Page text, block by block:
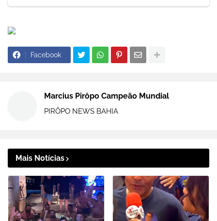
Facebook
Marcius Pirôpo Campeão Mundial
PIRÔPO NEWS BAHIA
Mais Notícias